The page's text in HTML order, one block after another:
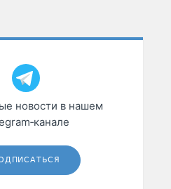
новости в нашем